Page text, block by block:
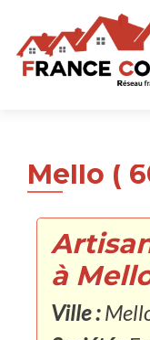
Mello (
à
Ville :